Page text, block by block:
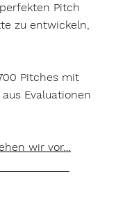
Pitch
zu entwickeln,
Pitches mit
Evaluationen
wir vor…